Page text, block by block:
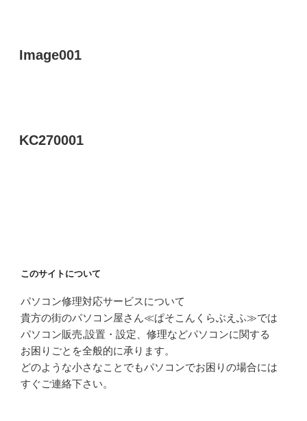
Image001
KC270001
このサイトについて
パソコン修理対応サービスについて
貴方の街のパソコン屋さん≪ぱそこんくらぶえふ≫では
パソコン販売,設置・設定、修理などパソコンに関する
お困りごとを全般的に承ります。
どのような小さなことでもパソコンでお困りの場合には
すぐご連絡下さい。